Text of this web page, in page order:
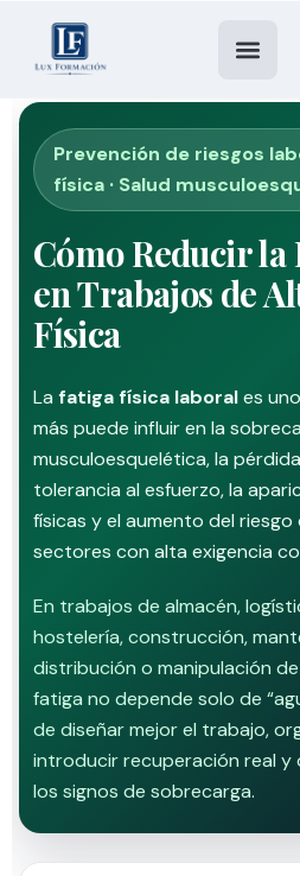
Prevención de riesgos
física · Salud
Cómo Reducir la
en Trabajos de
Física
La fatiga física laborales
más puede influir en la
musculoesquelética, la
tolerancia al esfuerzo, la
físicas y el aumento del riesgo
sectores con alta exigencia
En trabajos de almacén,
hostelería, construcción,
distribución o manipulación
fatiga no depende solo de
de diseñar mejor el trabajo,
introducir recuperación real
los signos de sobrecarga.